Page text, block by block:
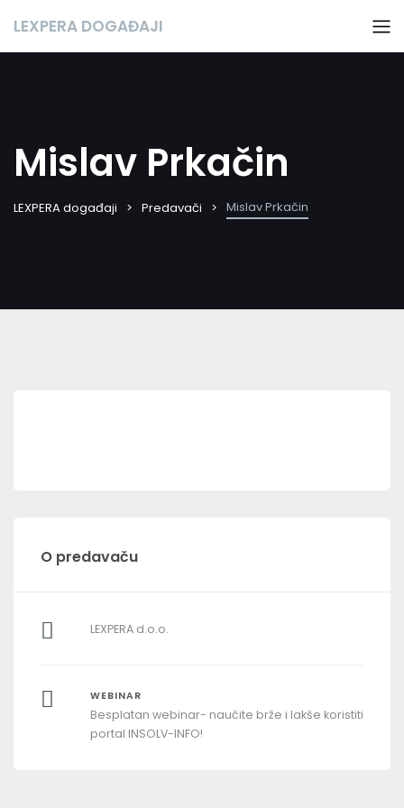
LEXPERA DOGAĐAJI
Mislav Prkačin
LEXPERA događaji Predavači Mislav Prkačin
O predavaču
LEXPERA d.o.o.
WEBINAR
Besplatan webinar- naučite brže i lakše koristiti
portal INSOLV-INFO!